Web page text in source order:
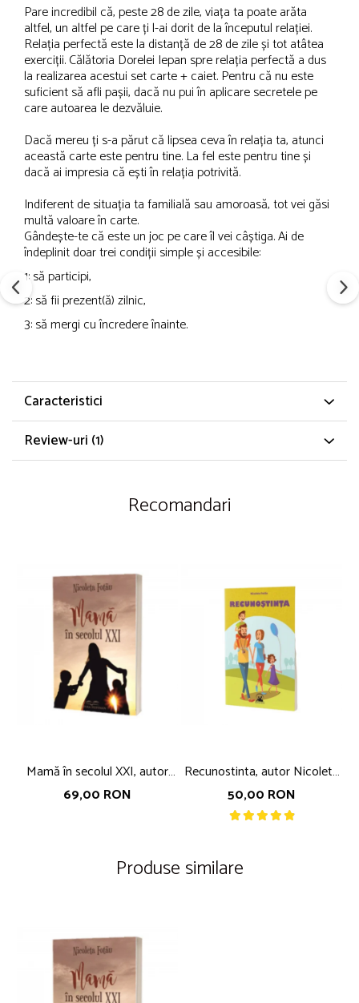
Pare incredibil că, peste 28 de zile, viața ta poate arăta
altfel, un altfel pe care ți l-ai dorit de la începutul relației.
Relația perfectă este la distanță de 28 de zile și tot atâtea
exerciții. Călătoria Dorelei Iepan spre relația perfectă a dus
la realizarea acestui set carte + caiet. Pentru că nu este
suficient să afli pașii, dacă nu pui în aplicare secretele pe
care autoarea le dezvăluie.
Dacă mereu ți s-a părut că lipsea ceva în relația ta, atunci
această carte este pentru tine. La fel este pentru tine și
dacă ai impresia că ești în relația potrivită.
Indiferent de situația ta familială sau amoroasă, tot vei găsi
multă valoare în carte.
Gândește-te că este un joc pe care îl vei câștiga. Ai de
îndeplinit doar trei condiții simple și accesibile:
1: să participi,
2: să fii prezent(ă) zilnic,
3: să mergi cu încredere înainte.
Caracteristici
Review-uri (1)
Recomandari
Mamă în secolul XXI, autor
Nicoleta Fotău
69,00 RON
Recunostinta, autor Nicoleta
Fotau
50,00 RON
Produse similare